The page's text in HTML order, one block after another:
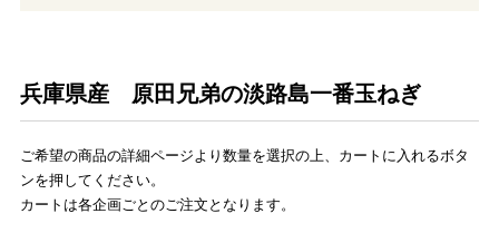
兵庫県産 原田兄弟の淡路島一番玉ねぎ
ご希望の商品の詳細ページより数量を選択の上、カートに入れるボタ
ンを押してください。
カートは各企画ごとのご注文となります。